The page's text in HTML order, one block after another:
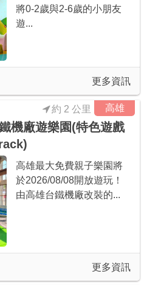
將0-2歲與2-6歲的小朋友
遊...
更多資訊
高雄
機廠遊樂園(特色遊戲
約 2 公里
高雄最大免費親子樂園將
於2026/08/08開放遊玩！
由高雄台鐵機廠改裝的...
更多資訊